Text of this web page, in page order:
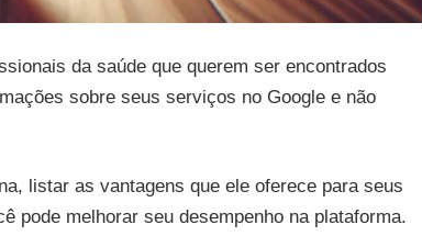
da saúde que querem ser encontrados
sobre seus serviços no Google e não
listar as vantagens que ele oferece para seus
pode melhorar seu desempenho na plataforma.